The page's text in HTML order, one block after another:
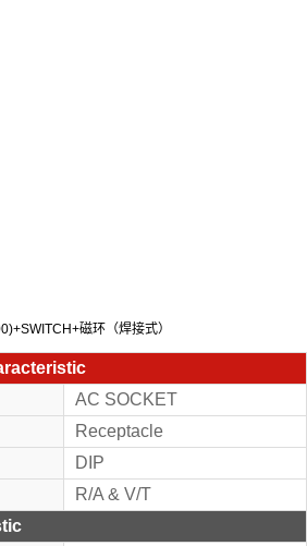
磁环（焊接式）
AC SOCKET
Receptacle
DIP
R/A & V/T